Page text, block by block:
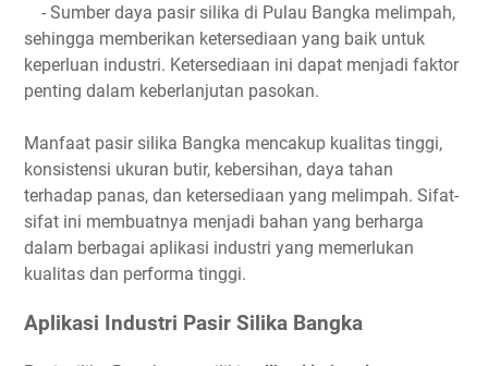
- Sumber daya pasir silika di Pulau Bangka melimpah,
sehingga memberikan ketersediaan yang baik untuk
keperluan industri. Ketersediaan ini dapat menjadi faktor
penting dalam keberlanjutan pasokan.
Manfaat pasir silika Bangka mencakup kualitas tinggi,
konsistensi ukuran butir, kebersihan, daya tahan
terhadap panas, dan ketersediaan yang melimpah. Sifat-
sifat ini membuatnya menjadi bahan yang berharga
dalam berbagai aplikasi industri yang memerlukan
kualitas dan performa tinggi.
Aplikasi Industri Pasir Silika Bangka